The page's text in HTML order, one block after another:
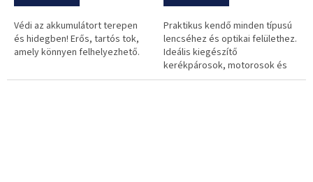
0,0
csillag.
Védi az akkumulátort terepen
és hidegben! Erős, tartós tok,
amely könnyen felhelyezhető.
0,0
csillag.
Praktikus kendő minden típusú
lencséhez és optikai felülethez.
Ideális kiegészítő
kerékpárosok, motorosok és
dioptriás szemüvegviselők